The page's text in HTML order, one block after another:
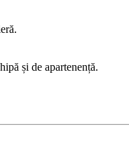
și de apartenență.